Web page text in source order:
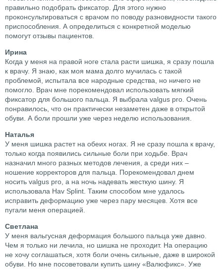
правильно подобрать фиксатор. Для этого нужно
проконсультироваться с врачом по поводу разновидности такого
приспособления. А определиться с конкретной моделью
помогут отзывы пациентов.
Ирина
Когда у меня на правой ноге стала расти шишка, я сразу пошла
к врачу. Я знаю, как моя мама долго мучилась с такой
проблемой, испытала все народные средства, но ничего не
помогло. Врач мне порекомендовал использовать мягкий
фиксатор для большого пальца. Я выбрала valgus pro. Очень
понравилось, что он практически незаметен даже в открытой
обуви. А боли прошли уже через неделю использования.
Наталья
У меня шишка растет на обеих ногах. Я не сразу пошла к врачу,
только когда появились сильные боли при ходьбе. Врач
назначил много разных методов лечения, а среди них –
ношение корректоров для пальца. Порекомендовал днем
носить valgus pro, а на ночь надевать жесткую шину. Я
использовала Hav Splint. Таким способом мне удалось
исправить деформацию уже через пару месяцев. Хотя все
пугали меня операцией.
Светлана
У меня вальгусная деформация большого пальца уже давно.
Чем я только ни лечила, но шишка не проходит. На операцию
не хочу соглашаться, хотя боли очень сильные, даже в широкой
обуви. Но мне посоветовали купить шину «Валюфикс». Уже